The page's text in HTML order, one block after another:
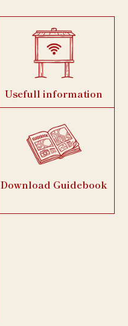
Usefull information
Download Guidebook